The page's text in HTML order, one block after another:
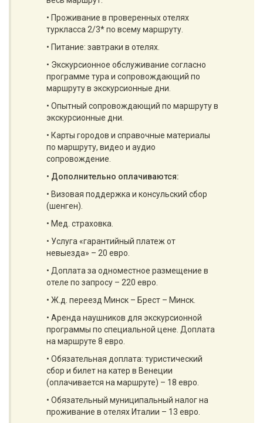
• Проживание в проверенных отелях
туркласса 2/3* по всему маршруту.
• Питание: завтраки в отелях.
• Экскурсионное обслуживание согласно
программе тура и сопровождающий по
маршруту в экскурсионные дни.
• Опытный сопровождающий по маршруту в
экскурсионные дни.
• Карты городов и справочные материалы
по маршруту, видео и аудио
сопровождение.
• Дополнительно оплачиваются:
• Визовая поддержка и консульский сбор
(шенген).
• Мед. страховка.
• Услуга «гарантийный платеж от
невыезда» – 20 евро.
• Доплата за одноместное размещение в
отеле по запросу – 220 евро.
• Ж.д. переезд Минск – Брест – Минск.
• Аренда наушников для экскурсионной
программы по специальной цене. Доплата
на маршруте 8 евро.
• Обязательная доплата: туристический
сбор и билет на катер в Венеции
(оплачивается на маршруте) – 18 евро.
• Обязательный муниципальный налог на
проживание в отелях Италии – 13 евро.